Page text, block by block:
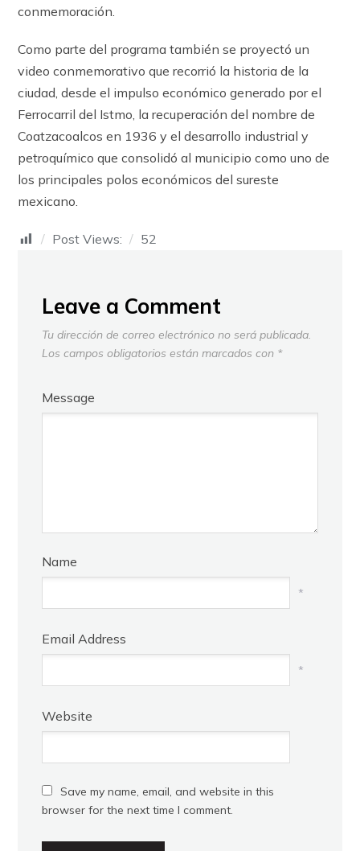
conmemoración.
Como parte del programa también se proyectó un
video conmemorativo que recorrió la historia de la
ciudad, desde el impulso económico generado por el
Ferrocarril del Istmo, la recuperación del nombre de
Coatzacoalcos en 1936 y el desarrollo industrial y
petroquímico que consolidó al municipio como uno de
los principales polos económicos del sureste
mexicano.
Post Views: 52
Leave a Comment
Tu dirección de correo electrónico no será publicada.
Los campos obligatorios están marcados con *
Message
Name
*
Email Address
*
Website
Save my name, email, and website in this
browser for the next time I comment.